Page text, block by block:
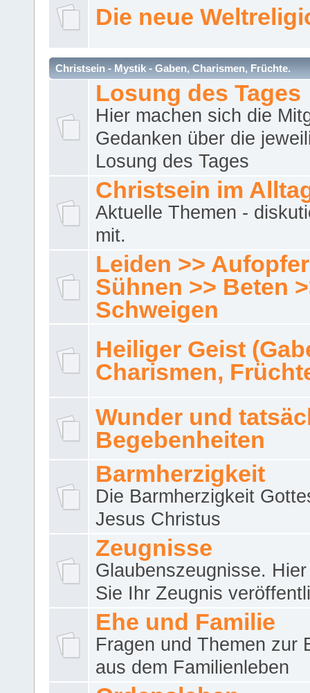
Die neue
Christsein - Mystik - Gaben, Charismen, Früchte.
Losung des Tages
Hier machen sich die
Gedanken über die
Losung des Tages
Christsein im
Aktuelle Themen -
mit.
Leiden >>
Sühnen >> Beten
Schweigen
Heiliger Geist
Charismen,
Wunder und
Begebenheiten
Barmherzigkeit
Die Barmherzigkeit
Jesus Christus
Zeugnisse
Glaubenszeugnisse.
Sie Ihr Zeugnis
Ehe und Familie
Fragen und Themen zur
aus dem Familienleben